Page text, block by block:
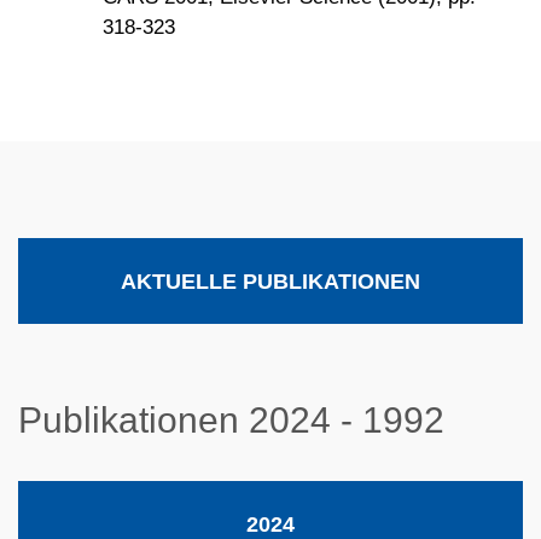
318-323
AKTUELLE PUBLIKATIONEN
Publikationen 2024 - 1992
2024